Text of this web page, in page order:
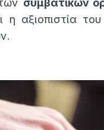
αξιοπιστία